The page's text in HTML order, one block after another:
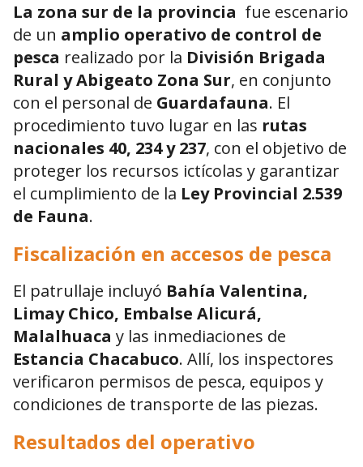
La zona sur de la provincia fue escenario
de un amplio operativo de control de
pesca realizado por la División Brigada
Rural y Abigeato Zona Sur, en conjunto
con el personal de Guardafauna. El
procedimiento tuvo lugar en las rutas
nacionales 40, 234 y 237, con el objetivo de
proteger los recursos ictícolas y garantizar
el cumplimiento de la Ley Provincial 2.539
de Fauna.
Fiscalización en accesos de pesca
El patrullaje incluyó Bahía Valentina,
Limay Chico, Embalse Alicurá,
Malalhuaca y las inmediaciones de
Estancia Chacabuco. Allí, los inspectores
verificaron permisos de pesca, equipos y
condiciones de transporte de las piezas.
Resultados del operativo